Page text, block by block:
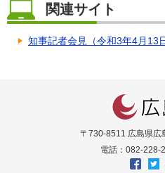
関連サイト
知事記者会見（令和3年4月13
〒730-8511 広島県広
電話：082-228-